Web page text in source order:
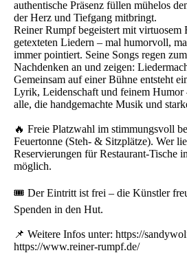
authentische Präsenz füllen mühelos
der Herz und Tiefgang mitbringt.
Reiner Rumpf begeistert mit
getexteten Liedern – mal humorvoll,
immer pointiert. Seine Songs regen
Nachdenken an und zeigen:
Gemeinsam auf einer Bühne entsteht
Lyrik, Leidenschaft und feinem Humor
alle, die handgemachte Musik und
🔥 Freie Platzwahl im stimmungsvoll
Feuertonne (Steh- & Sitzplätze). Wer
Reservierungen für Restaurant-Tische
möglich.
🎟️ Der Eintritt ist frei – die Künstler
Spenden in den Hut.
📌 Weitere Infos unter: https://
https://www.reiner-rumpf.de/